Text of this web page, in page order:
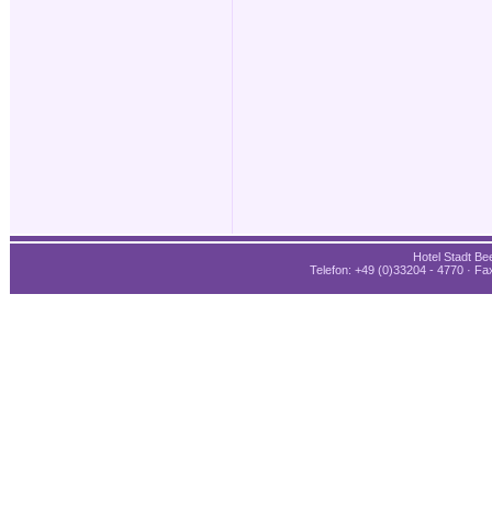
Hotel Stadt
Telefon: +49 (0)33204 - 4770 ·